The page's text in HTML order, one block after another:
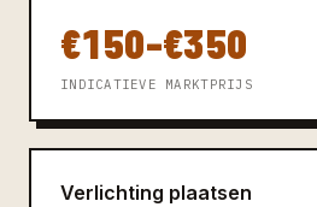
€150–€350
INDICATIEVE MARKTPRIJS
Verlichting plaatsen